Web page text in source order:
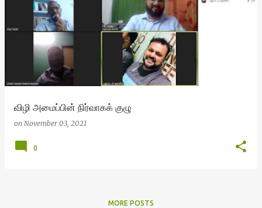
விழி அமைப்பின் நிர்வாகக் குழு
on November 03, 2021
0
MORE POSTS